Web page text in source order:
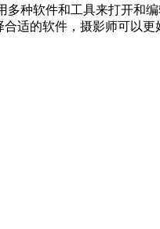
种软件和工具来打开和
适的软件，摄影师可以更